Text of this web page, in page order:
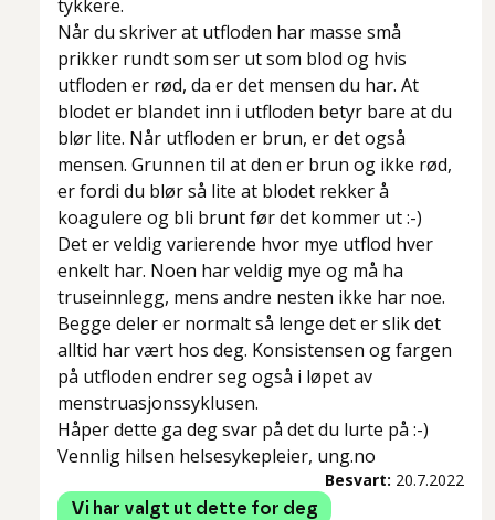
tykkere.
Når du skriver at utfloden har masse små
prikker rundt som ser ut som blod og hvis
utfloden er rød, da er det mensen du har. At
blodet er blandet inn i utfloden betyr bare at du
blør lite. Når utfloden er brun, er det også
mensen. Grunnen til at den er brun og ikke rød,
er fordi du blør så lite at blodet rekker å
koagulere og bli brunt før det kommer ut :-)
Det er veldig varierende hvor mye utflod hver
enkelt har. Noen har veldig mye og må ha
truseinnlegg, mens andre nesten ikke har noe.
Begge deler er normalt så lenge det er slik det
alltid har vært hos deg. Konsistensen og fargen
på utfloden endrer seg også i løpet av
menstruasjonssyklusen.
Håper dette ga deg svar på det du lurte på :-)
Vennlig hilsen helsesykepleier, ung.no
Besvart: 20.7.2022
Vi har valgt ut dette for deg